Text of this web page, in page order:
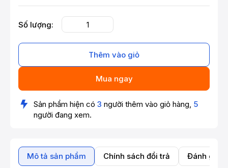
Số lượng:
Thêm vào giỏ
Mua ngay
Sản phẩm hiện có 3 người thêm vào giỏ hàng, 5
người đang xem.
Mô tả sản phẩm Chính sách đổi trả Đánh giá